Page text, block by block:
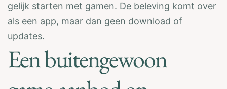
gelijk starten met gamen. De beleving komt over
als een app, maar dan geen download of
updates.
Een buitengewoon